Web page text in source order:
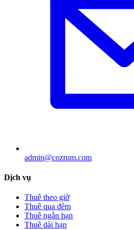
admin@cozrum.com
Dịch vụ
Thuê theo giờ
Thuê qua đêm
Thuê ngắn hạn
Thuê dài hạn